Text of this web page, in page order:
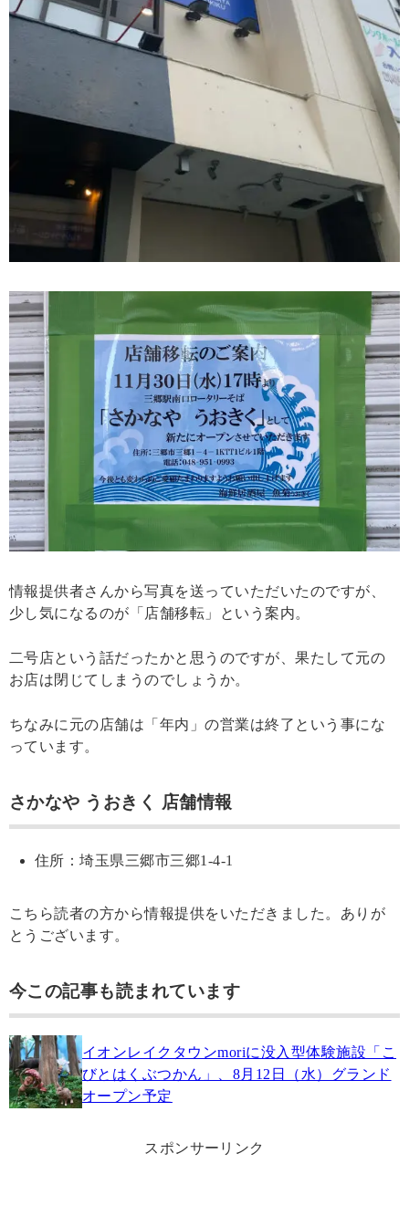
情報提供者さんから写真を送っていただいたのですが、
少し気になるのが「店舗移転」という案内。
二号店という話だったかと思うのですが、果たして元の
お店は閉じてしまうのでしょうか。
ちなみに元の店舗は「年内」の営業は終了という事にな
っています。
さかなや うおきく 店舗情報
住所：埼玉県三郷市三郷1-4-1
こちら読者の方から情報提供をいただきました。ありが
とうございます。
今この記事も読まれています
イオンレイクタウンmoriに没入型体験施設「こ
びとはくぶつかん」、8月12日（水）グランド
オープン予定
スポンサーリンク